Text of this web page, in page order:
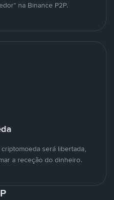
na Binance P2P.
será libertada,
a receção do dinheiro.